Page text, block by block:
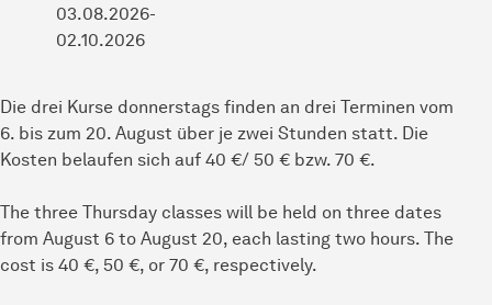
03.08.2026-
02.10.2026
Die drei Kurse donnerstags finden an drei Terminen vom
6. bis zum 20. August über je zwei Stunden statt. Die
Kosten belaufen sich auf 40 €/ 50 € bzw. 70 €.
The three Thursday classes will be held on three dates
from August 6 to August 20, each lasting two hours. The
cost is 40 €, 50 €, or 70 €, respectively.